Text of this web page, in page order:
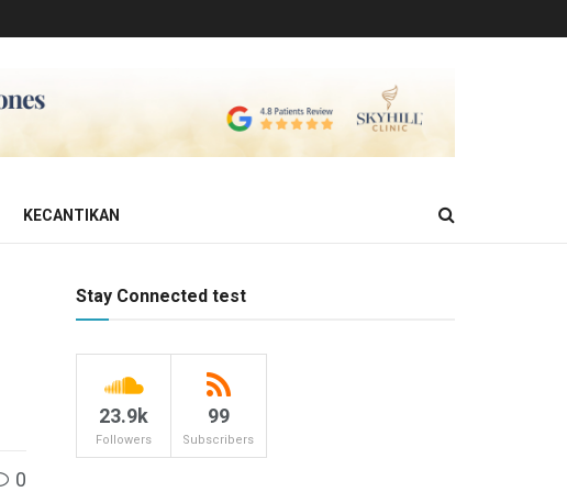
KECANTIKAN
0
Stay Connected test
23.9k
Followers
99
Subscribers